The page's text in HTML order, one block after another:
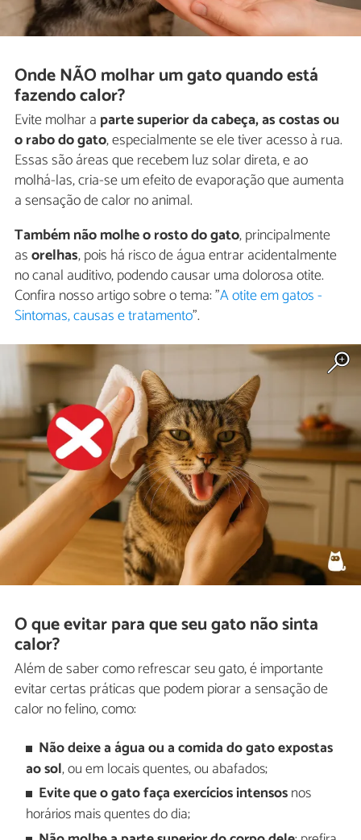
Onde NÃO molhar um gato quando está
fazendo calor?
Evite molhar a parte superior da cabeça, as costas ou
o rabo do gato, especialmente se ele tiver acesso à rua.
Essas são áreas que recebem luz solar direta, e ao
molhá-las, cria-se um efeito de evaporação que aumenta
a sensação de calor no animal.
Também não molhe o rosto do gato, principalmente
asorelhas, pois há risco de água entrar acidentalmente
no canal auditivo, podendo causar uma dolorosa otite.
Confira nosso artigo sobre o tema: "A otite em gatos -
Sintomas, causas e tratamento".
O que evitar para que seu gato não sinta
calor?
Além de saber como refrescar seu gato, é importante
evitar certas práticas que podem piorar a sensação de
calor no felino, como:
Não deixe a água ou a comida do gato expostas
ao sol, ou em locais quentes, ou abafados;
Evite que o gato faça exercícios intensosnos
horários mais quentes do dia;